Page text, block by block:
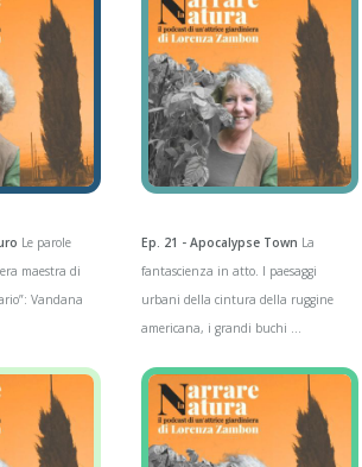
Le parole
maestra di
Vandana
Ep. 21 - Apocalypse Town La
fantascienza in atto. I paesaggi
urbani della cintura della ruggine
americana, i grandi buchi ...